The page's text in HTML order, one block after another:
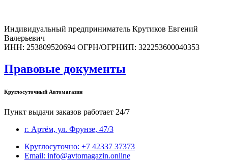
Индивидуальный предприниматель Крутиков Евгений
Валерьевич
ИНН: 253809520694 ОГРН/ОГРНИП: 322253600040353
Правовые документы
Круглосуточный Автомагазин
Пункт выдачи заказов работает 24/7
г. Артём, ул. Фрунзе, 47/3
Круглосуточно: +7 42337 37373
Email: info@avtomagazin.online